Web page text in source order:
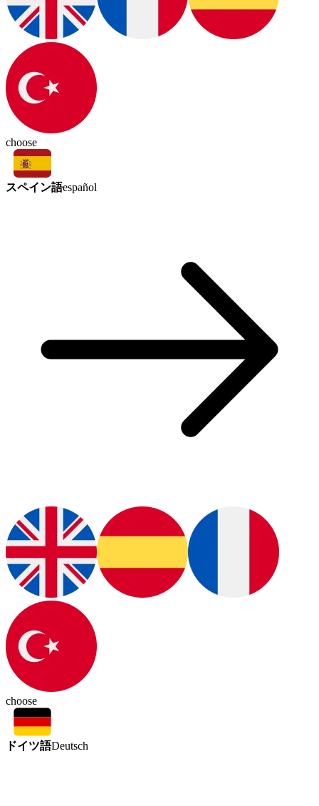
choose
スペイン語español
choose
ドイツ語Deutsch